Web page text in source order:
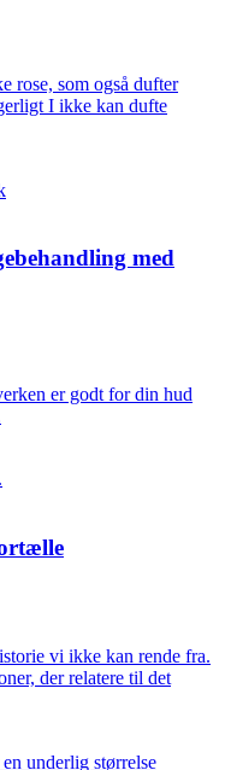
rose, som også dufter
I ikke kan dufte
med
er godt for din hud
vi ikke kan rende fra.
der relatere til det